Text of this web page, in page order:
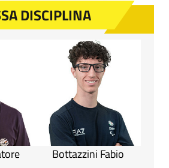
DISCIPLINA
Bottazzini Fabio